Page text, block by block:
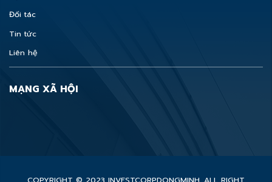
Đối tác
Tin tức
Liên hệ
MẠNG XÃ HỘI